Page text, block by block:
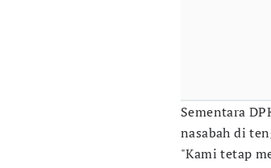
Sementara
nasabah di
"Kami tetap